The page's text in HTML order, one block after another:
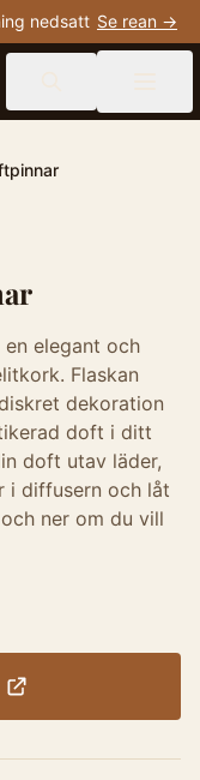
nedsatt Se rean →
elegant och
Flaskan
dekoration
doft i ditt
doft utav läder,
i diffusern och låt
ner om du vill